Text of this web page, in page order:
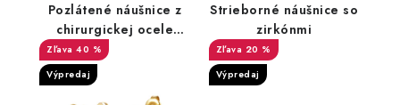
Pozlátené náušnice z
chirurgickej ocele
srdce
40 %
Výpredaj
Strieborné náušnice so
zirkónmi
20 %
Výpredaj